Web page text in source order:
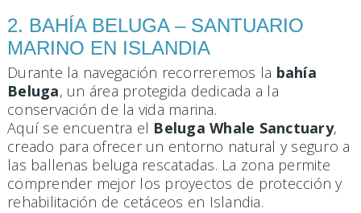
2. BAHÍA BELUGA – SANTUARIO
MARINO EN ISLANDIA
Durante la navegación recorreremos la bahía
Beluga, un área protegida dedicada a la
conservación de la vida marina.
Aquí se encuentra el Beluga Whale Sanctuary,
creado para ofrecer un entorno natural y seguro a
las ballenas beluga rescatadas. La zona permite
comprender mejor los proyectos de protección y
rehabilitación de cetáceos en Islandia.